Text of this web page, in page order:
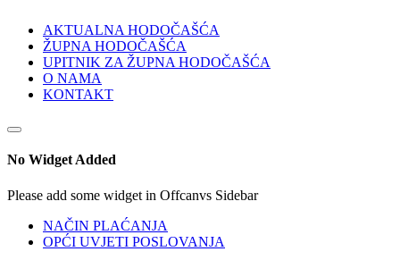
AKTUALNA HODOČAŠĆA
ŽUPNA HODOČAŠĆA
UPITNIK ZA ŽUPNA HODOČAŠĆA
O NAMA
KONTAKT
No Widget Added
Please add some widget in Offcanvs Sidebar
NAČIN PLAĆANJA
OPĆI UVJETI POSLOVANJA